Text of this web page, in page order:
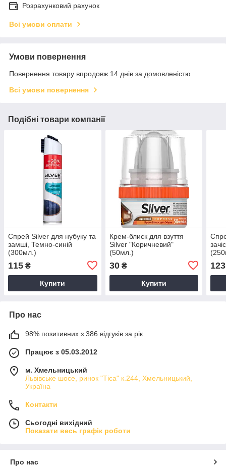
Розрахунковий рахунок
Всі умови оплати
Умови повернення
Повернення товару впродовж 14 днів за домовленістю
Всі умови повернення
Подібні товари компанії
Спрей Silver для нубуку та
замші, Темно-синій
(300мл.)
115 ₴
Купити
Крем-блиск для взуття
Silver "Коричневий"
(50мл.)
30₴
Купити
123
Про нас
98% позитивних з 386 відгуків за рік
Працює з 05.03.2012
м. Хмельницький
Львівське шосе, ринок "Тіса" к.244, Хмельницький,
Україна
Контакти
Сьогодні вихідний
Показати весь графік роботи
Про нас